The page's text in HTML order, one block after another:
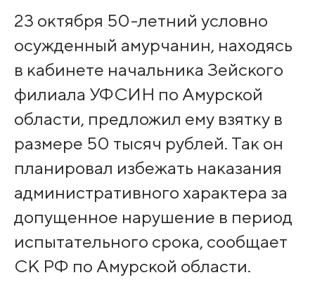
23 октября 50-летний условно
осужденный амурчанин, находясь
в кабинете начальника Зейского
филиала УФСИН по Амурской
области, предложил ему взятку в
размере 50 тысяч рублей. Так он
планировал избежать наказания
административного характера за
допущенное нарушение в период
испытательного срока, сообщает
СК РФ по Амурской области.